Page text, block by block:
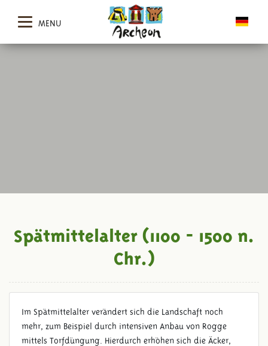
MENU
Spätmittelalter (1100 - 1500 n.
Chr.)
Im Spätmittelalter verändert sich die Landschaft noch
mehr, zum Beispiel durch intensiven Anbau von Rogge
mittels Torfdüngung. Hierdurch erhöhen sich die Äcker,